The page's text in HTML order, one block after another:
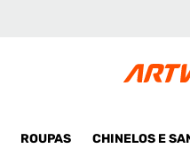
ROUPAS CHINELOS E